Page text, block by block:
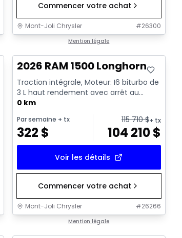
Commencer votre achat
Mont-Joli Chrysler #26300
Mention légale
2026 RAM 1500 Longhorn
Traction intégrale, Moteur: I6 biturbo de
3 L haut rendement avec arrêt au
ralenti - 6 Cyl. - Essenc...
0 km
Par semaine + tx
322 $
115 710$+ tx
104 210$
Voir les détails
Commencer votre achat
Mont-Joli Chrysler #26266
Mention légale